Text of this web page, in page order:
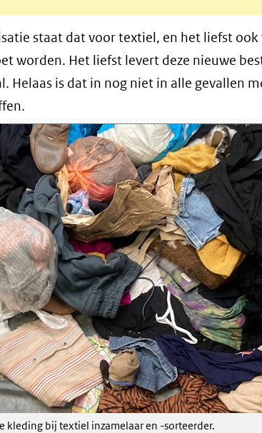
staat dat voor textiel, en het liefst
worden. Het liefst levert deze nieuwe
Helaas is dat in nog niet in alle gevallen
kleding bij textiel inzamelaar en -sorteerder.